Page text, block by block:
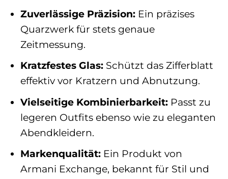
Zuverlässige Präzision:Ein präzises
Quarzwerk für stets genaue
Zeitmessung.
Kratzfestes Glas:Schützt das Zifferblatt
effektiv vor Kratzern und Abnutzung.
Vielseitige Kombinierbarkeit:Passt zu
legeren Outfits ebenso wie zu eleganten
Abendkleidern.
Markenqualität:Ein Produkt von
Armani Exchange, bekannt für Stil und